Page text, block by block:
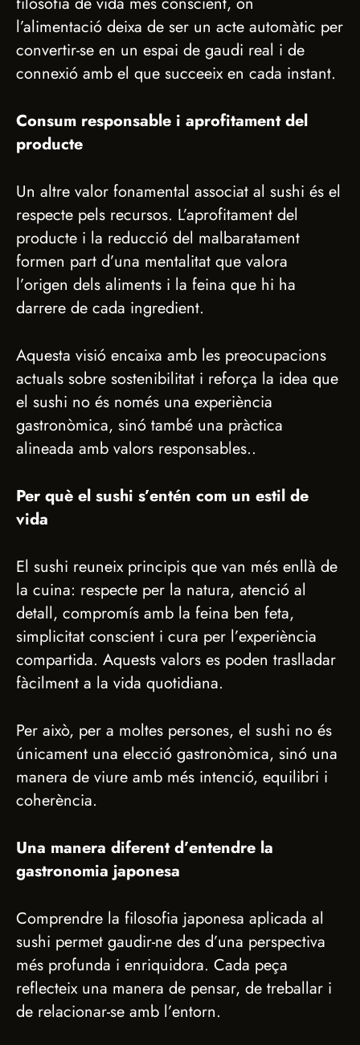
l’alimentació deixa de ser un acte automàtic per
convertir-se en un espai de gaudi real i de
connexió amb el que succeeix en cada instant.
Consum responsable i aprofitament del
producte
Un altre valor fonamental associat al sushi és el
respecte pels recursos. L’aprofitament del
producte i la reducció del malbaratament
formen part d’una mentalitat que valora
l’origen dels aliments i la feina que hi ha
darrere de cada ingredient.
Aquesta visió encaixa amb les preocupacions
actuals sobre sostenibilitat i reforça la idea que
el sushi no és només una experiència
gastronòmica, sinó també una pràctica
alineada amb valors responsables..
Per què el sushi s’entén com un estil de
vida
El sushi reuneix principis que van més enllà de
la cuina: respecte per la natura, atenció al
detall, compromís amb la feina ben feta,
simplicitat conscient i cura per l’experiència
compartida. Aquests valors es poden traslladar
fàcilment a la vida quotidiana.
Per això, per a moltes persones, el sushi no és
únicament una elecció gastronòmica, sinó una
manera de viure amb més intenció, equilibri i
coherència.
Una manera diferent d’entendre la
gastronomia japonesa
Comprendre la filosofia japonesa aplicada al
sushi permet gaudir-ne des d’una perspectiva
més profunda i enriquidora. Cada peça
reflecteix una manera de pensar, de treballar i
de relacionar-se amb l’entorn.